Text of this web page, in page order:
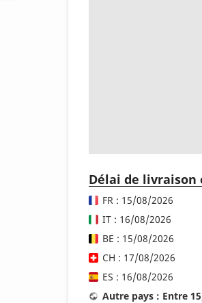
Délai de livraison
FR : 15/08/2026
IT : 16/08/2026
BE : 15/08/2026
CH : 17/08/2026
ES : 16/08/2026
Autre pays : Entre